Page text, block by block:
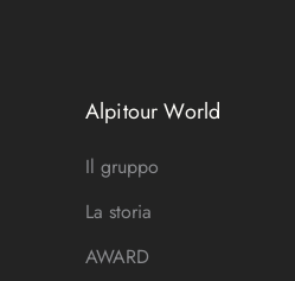
Alpitour World
Il gruppo
La storia
AWARD